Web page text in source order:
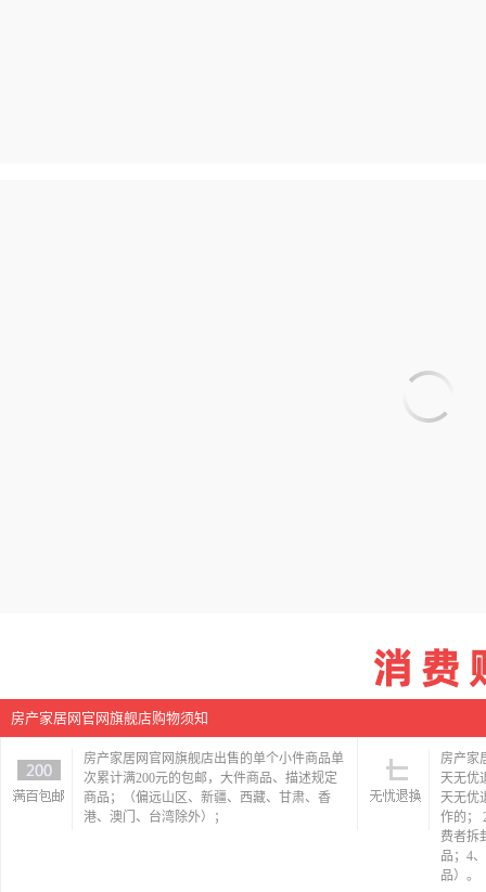
房产家居网官网旗舰店购物须知
房产家居网官网旗舰店出售的单个小件商品单
次累计满200元的包邮，大件商品、描述规定
商品；（偏远山区、新疆、西藏、甘肃、香
港、澳门、台湾除外）；
房产家
天无优
天无优
作的；
费者拆
品；4
品）。